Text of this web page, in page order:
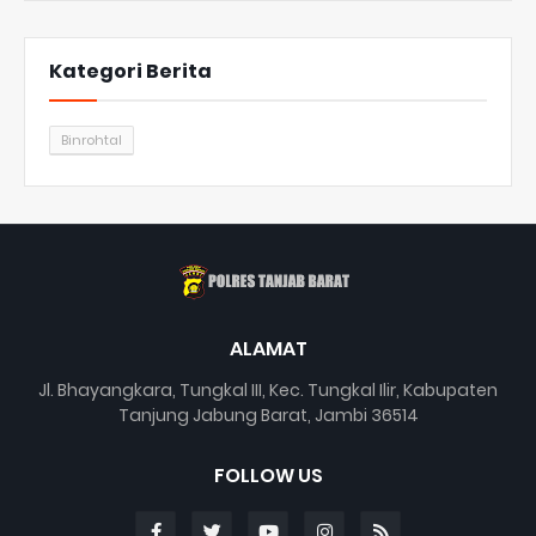
Kategori Berita
Binrohtal
ALAMAT
Jl. Bhayangkara, Tungkal III, Kec. Tungkal Ilir, Kabupaten
Tanjung Jabung Barat, Jambi 36514
FOLLOW US